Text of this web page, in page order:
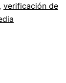
, verificación de